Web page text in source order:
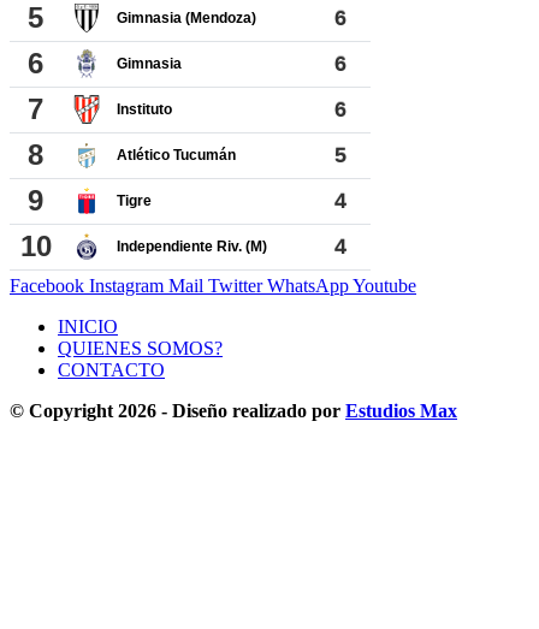
Facebook Instagram Mail Twitter WhatsAppYoutube
INICIO
QUIENES SOMOS?
CONTACTO
© Copyright 2026 - Diseño realizado por Estudios Max